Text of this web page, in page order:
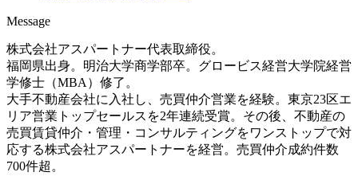
Message
株式会社アスパートナー代表取締役。
福岡県出身。明治大学商学部卒。グロービス経営大学院経営
学修士（MBA）修了。
大手不動産会社に入社し、売買仲介営業を経験。東京23区エ
リア営業トップセールスを2年連続受賞。その後、不動産の
売買賃貸仲介・管理・コンサルティングをワンストップで対
応する株式会社アスパートナーを経営。 売買仲介成約件数
700件超。